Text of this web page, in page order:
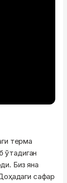
терма
ўтадиган
Биз яна
сафар